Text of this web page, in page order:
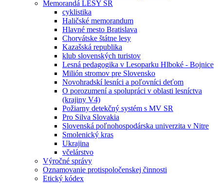
Memorandá LESY SR
cyklistika
Haličské memorandum
Hlavné mesto Bratislava
Chorvátske štátne lesy
Kazašská republika
klub slovenských turistov
Lesná pedagogika v Lesoparku Hlboké - Bojnice
Milión stromov pre Slovensko
Novohradskí lesníci a poľovníci deťom
O porozumení a spolupráci v oblasti lesníctva
(krajiny V4)
Požiarny detekčný systém s MV SR
Pro Silva Slovakia
Slovenská poľnohospodárska univerzita v Nitre
Smolenický kras
Ukrajina
včelárstvo
Výročné správy
Oznamovanie protispoločenskej činnosti
Etický kódex